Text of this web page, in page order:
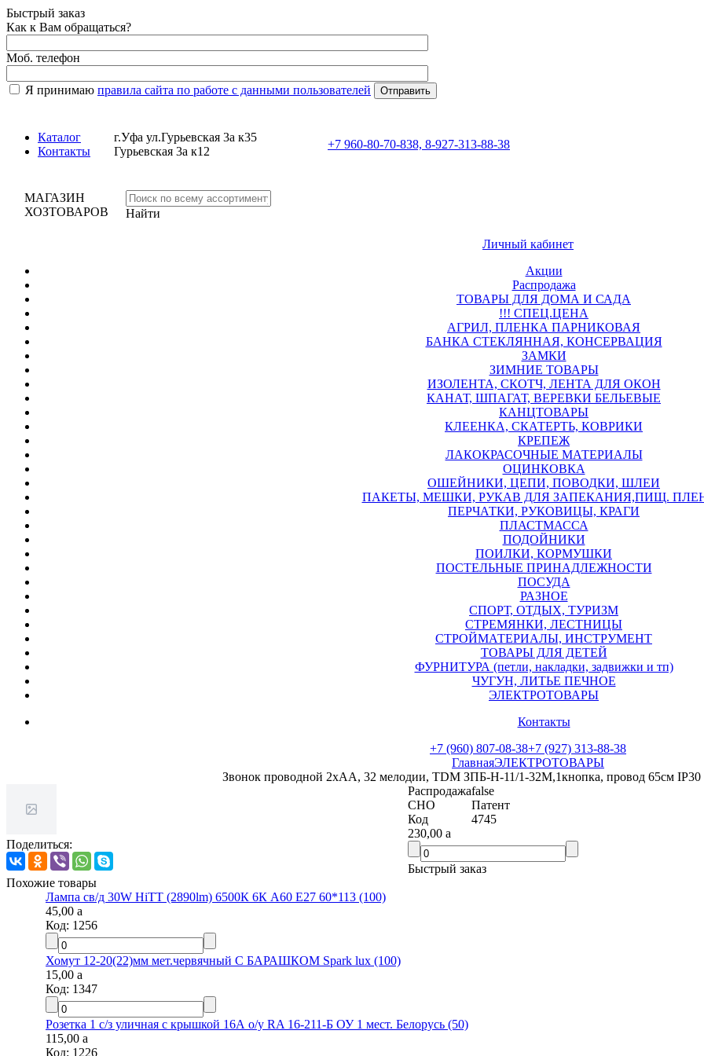
Быстрый заказ
Как к Вам обращаться?
Моб. телефон
Я принимаю правила сайта по работе с данными пользователей
Каталог
Контакты
г.Уфа ул.Гурьевская 3а к35
Гурьевская 3а к12
+7 960-80-70-838, 8-927-313-88-38
МАГАЗИН
ХОЗТОВАРОВ
Найти
Личный кабинет
Акции
Распродажа
ТОВАРЫ ДЛЯ ДОМА И САДА
!!! СПЕЦ.ЦЕНА
АГРИЛ, ПЛЕНКА ПАРНИКОВАЯ
БАНКА СТЕКЛЯННАЯ, КОНСЕРВАЦИЯ
ЗАМКИ
ЗИМНИЕ ТОВАРЫ
ИЗОЛЕНТА, СКОТЧ, ЛЕНТА ДЛЯ ОКОН
КАНАТ, ШПАГАТ, ВЕРЕВКИ БЕЛЬЕВЫЕ
КАНЦТОВАРЫ
КЛЕЕНКА, СКАТЕРТЬ, КОВРИКИ
КРЕПЕЖ
ЛАКОКРАСОЧНЫЕ МАТЕРИАЛЫ
ОЦИНКОВКА
ОШЕЙНИКИ, ЦЕПИ, ПОВОДКИ, ШЛЕИ
ПАКЕТЫ, МЕШКИ, РУКАВ ДЛЯ ЗАПЕКАНИЯ,ПИЩ.
ПЕРЧАТКИ, РУКОВИЦЫ, КРАГИ
ПЛАСТМАССА
ПОДОЙНИКИ
ПОИЛКИ, КОРМУШКИ
ПОСТЕЛЬНЫЕ ПРИНАДЛЕЖНОСТИ
ПОСУДА
РАЗНОЕ
СПОРТ, ОТДЫХ, ТУРИЗМ
СТРЕМЯНКИ, ЛЕСТНИЦЫ
СТРОЙМАТЕРИАЛЫ, ИНСТРУМЕНТ
ТОВАРЫ ДЛЯ ДЕТЕЙ
ФУРНИТУРА (петли, накладки, задвижки и тп)
ЧУГУН, ЛИТЬЕ ПЕЧНОЕ
ЭЛЕКТРОТОВАРЫ
Контакты
+7 (960) 807-08-38+7 (927) 313-88-38
ГлавнаяЭЛЕКТРОТОВАРЫ
Звонок проводной 2хAА, 32 мелодии, TDM ЗПБ-Н-11/1-32М,1кнопка, провод 65см
Поделиться:
Распродажаfalse
СНО
Патент
Код
4745
230,00 a
Быстрый заказ
Похожие товары
Лампа св/д 30W HiTT (2890lm) 6500К 6К А60 Е27 60*113 (100)
45,00 a
Код: 1256
Хомут 12-20(22)мм мет.червячный С БАРАШКОМ Spark lux (100)
15,00 a
Код: 1347
Розетка 1 с/з уличная с крышкой 16А о/у RA 16-211-Б ОУ 1 мест. Белорусь (50)
115,00 a
Код: 1226